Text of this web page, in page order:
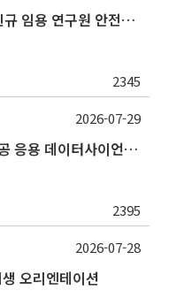
2026년 2학기 대학원 신입생 및 신규 임용 연구원 안전환경교육(신규교육) 실시 안내
2345
2026학년도 2학기 대학원 융합전공 응용 데이터사이언스 선발 계획 알림
2395
2026-07-29
오리엔테이션
2026-07-28